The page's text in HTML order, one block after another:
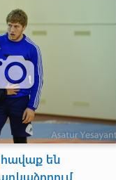
հավաք են